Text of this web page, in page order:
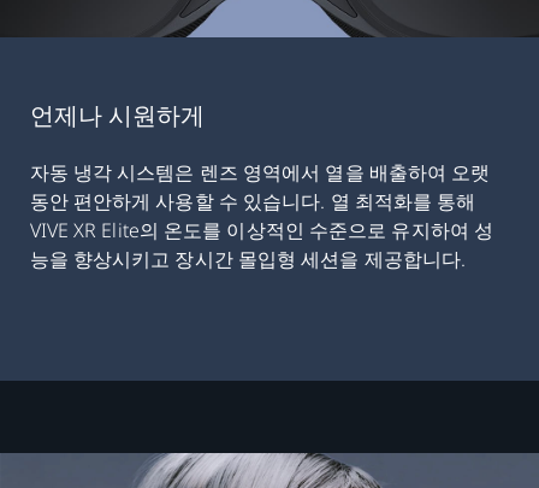
언제나 시원하게
자동 냉각 시스템은 렌즈 영역에서 열을 배출하여 오랫
동안 편안하게 사용할 수 있습니다. 열 최적화를 통해
VIVE XR Elite의 온도를 이상적인 수준으로 유지하여 성
능을 향상시키고 장시간 몰입형 세션을 제공합니다.